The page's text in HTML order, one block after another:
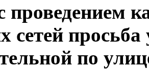
проведением
сетей
по